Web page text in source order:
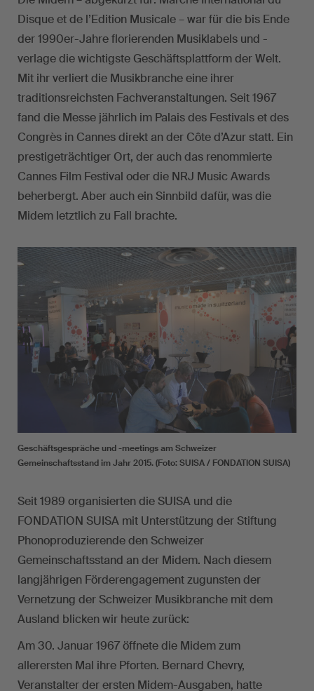
Disque et de l’Edition Musicale – war für die bis Ende
der 1990er-Jahre florierenden Musiklabels und -
verlage die wichtigste Geschäftsplattform der Welt.
Mit ihr verliert die Musikbranche eine ihrer
traditionsreichsten Fachveranstaltungen. Seit 1967
fand die Messe jährlich im Palais des Festivals et des
Congrès in Cannes direkt an der Côte d’Azur statt. Ein
prestigeträchtiger Ort, der auch das renommierte
Cannes Film Festival oder die NRJ Music Awards
beherbergt. Aber auch ein Sinnbild dafür, was die
Midem letztlich zu Fall brachte.
Geschäftsgespräche und -meetings am Schweizer
Gemeinschaftsstand im Jahr 2015. (Foto: SUISA / FONDATION SUISA)
Seit 1989 organisierten die SUISA und die
FONDATION SUISA mit Unterstützung der Stiftung
Phonoproduzierende den Schweizer
Gemeinschaftsstand an der Midem. Nach diesem
langjährigen Förderengagement zugunsten der
Vernetzung der Schweizer Musikbranche mit dem
Ausland blicken wir heute zurück:
Am 30. Januar 1967 öffnete die Midem zum
allerersten Mal ihre Pforten. Bernard Chevry,
Veranstalter der ersten Midem-Ausgaben, hatte